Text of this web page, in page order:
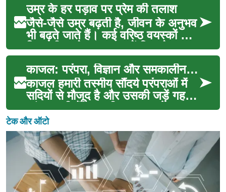
उम्र के हर पड़ाव पर प्रेम की तलाश
जैसे-जैसे उम्र बढ़ती है, जीवन के अनुभव
भी बढ़ते जाते हैं। कई वरिष्ठ वयस्कों के
लिए, जीवन के इस चरण में फिर से प्यार
औ...
काजल: परंपरा, विज्ञान और समकालीन प्रवृत्तियाँ
काजल हमारी तस्मीय सौंदर्य परंपराओं में
सदियों से मौजूद है और उसकी जड़ें गहन
एवं बहुमुखी हैं। प्राचीन सभ्यताओं—
मिस्र, ...
टेक और ऑटो